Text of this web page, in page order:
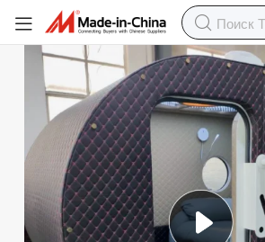
Гипербарические лечебные камеры